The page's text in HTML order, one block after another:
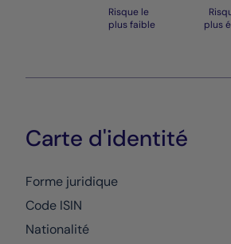
Risque le
plus faible
plus
Carte d'identité
Forme juridique
Code ISIN
Nationalité